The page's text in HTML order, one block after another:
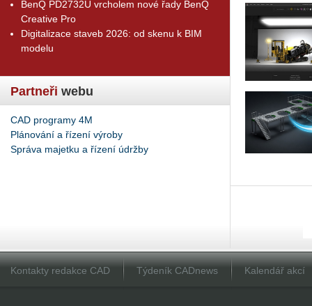
BenQ PD2732U vrcholem nové řady BenQ
Creative Pro
Digitalizace staveb 2026: od skenu k BIM
modelu
Partneři webu
CAD programy 4M
Plánování a řízení výroby
Správa majetku a řízení údržby
Kontakty redakce CAD Týdeník CADnews Kalendář akcí